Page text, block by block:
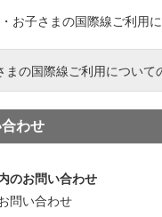
お子さまの国際線ご利用
まの国際線ご利用について
わせ
のお問い合わせ
問い合わせ